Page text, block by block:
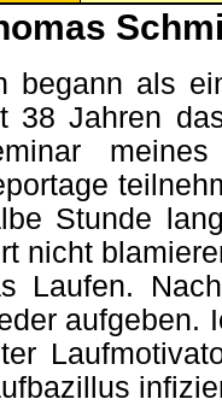
begann als
38 Jahren
Stunde
nicht
Laufen.
aufgeben.